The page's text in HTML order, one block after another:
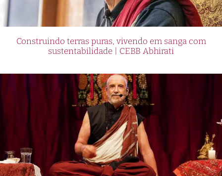
Construindo terras puras, vivendo em sanga com
sustentabilidade | CEBB Abhirati